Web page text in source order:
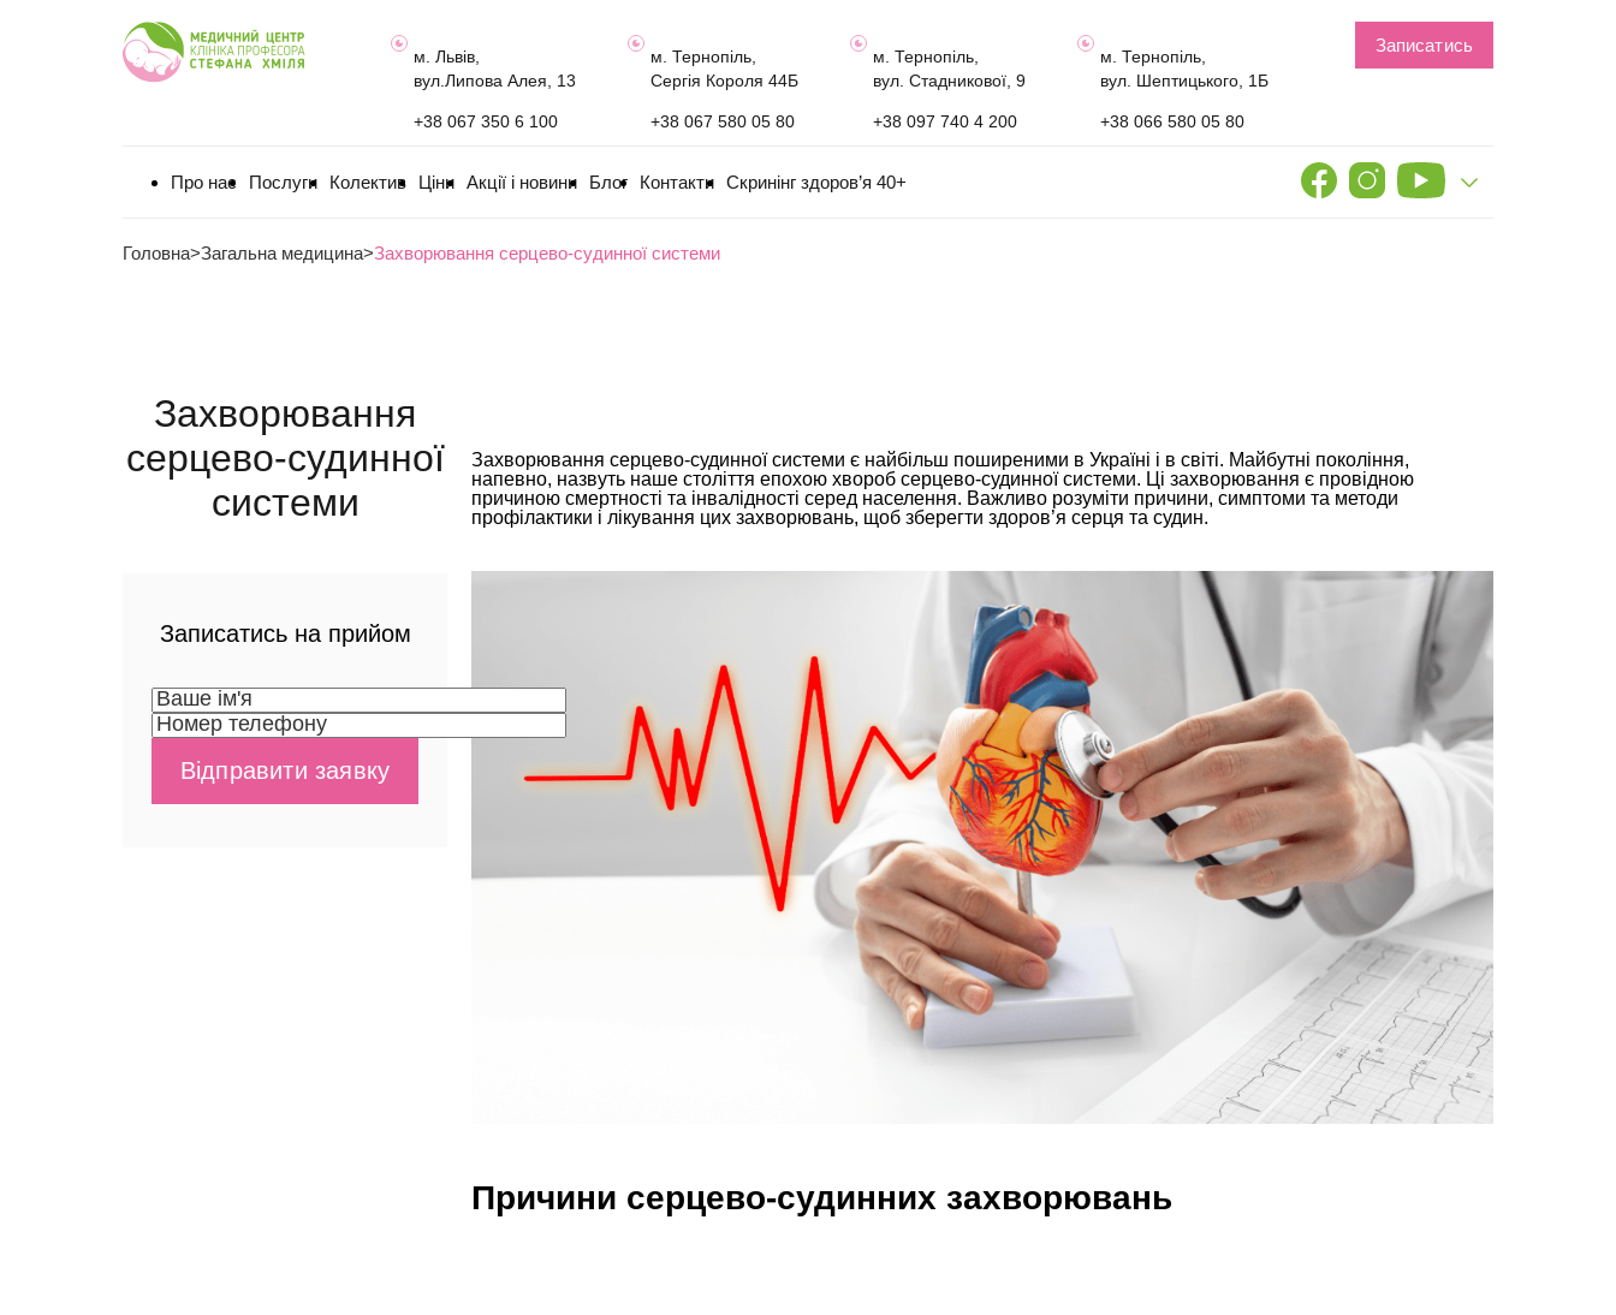
м. Львів,
вул.Липова Алея, 13
+38 067 350 6 100
м. Тернопіль,
Сергія Короля 44Б
+38 067 580 05 80
м. Тернопіль,
вул. Стадникової, 9
+38 097 740 4 200
м. Тернопіль,
вул. Шептицького, 1Б
+38 066 580 05 80
Записатись
Про нас Послуги Колектив Ціни Акції і новини Блог Контакти Скринінг здоров’я 40+
Головна>Загальна медицина>Захворювання серцево-судинної системи
Захворювання
серцево-судинної
системи
Записатись на прийом
Захворювання серцево-судинної системи є найбільш поширеними в Україні і в світі. Майбутні покоління,
напевно, назвуть наше століття епохою хвороб серцево-судинної системи. Ці захворювання є провідною
причиною смертності та інвалідності серед населення. Важливо розуміти причини, симптоми та методи
профілактики і лікування цих захворювань, щоб зберегти здоров’я серця та судин.
Причини серцево-судинних захворювань